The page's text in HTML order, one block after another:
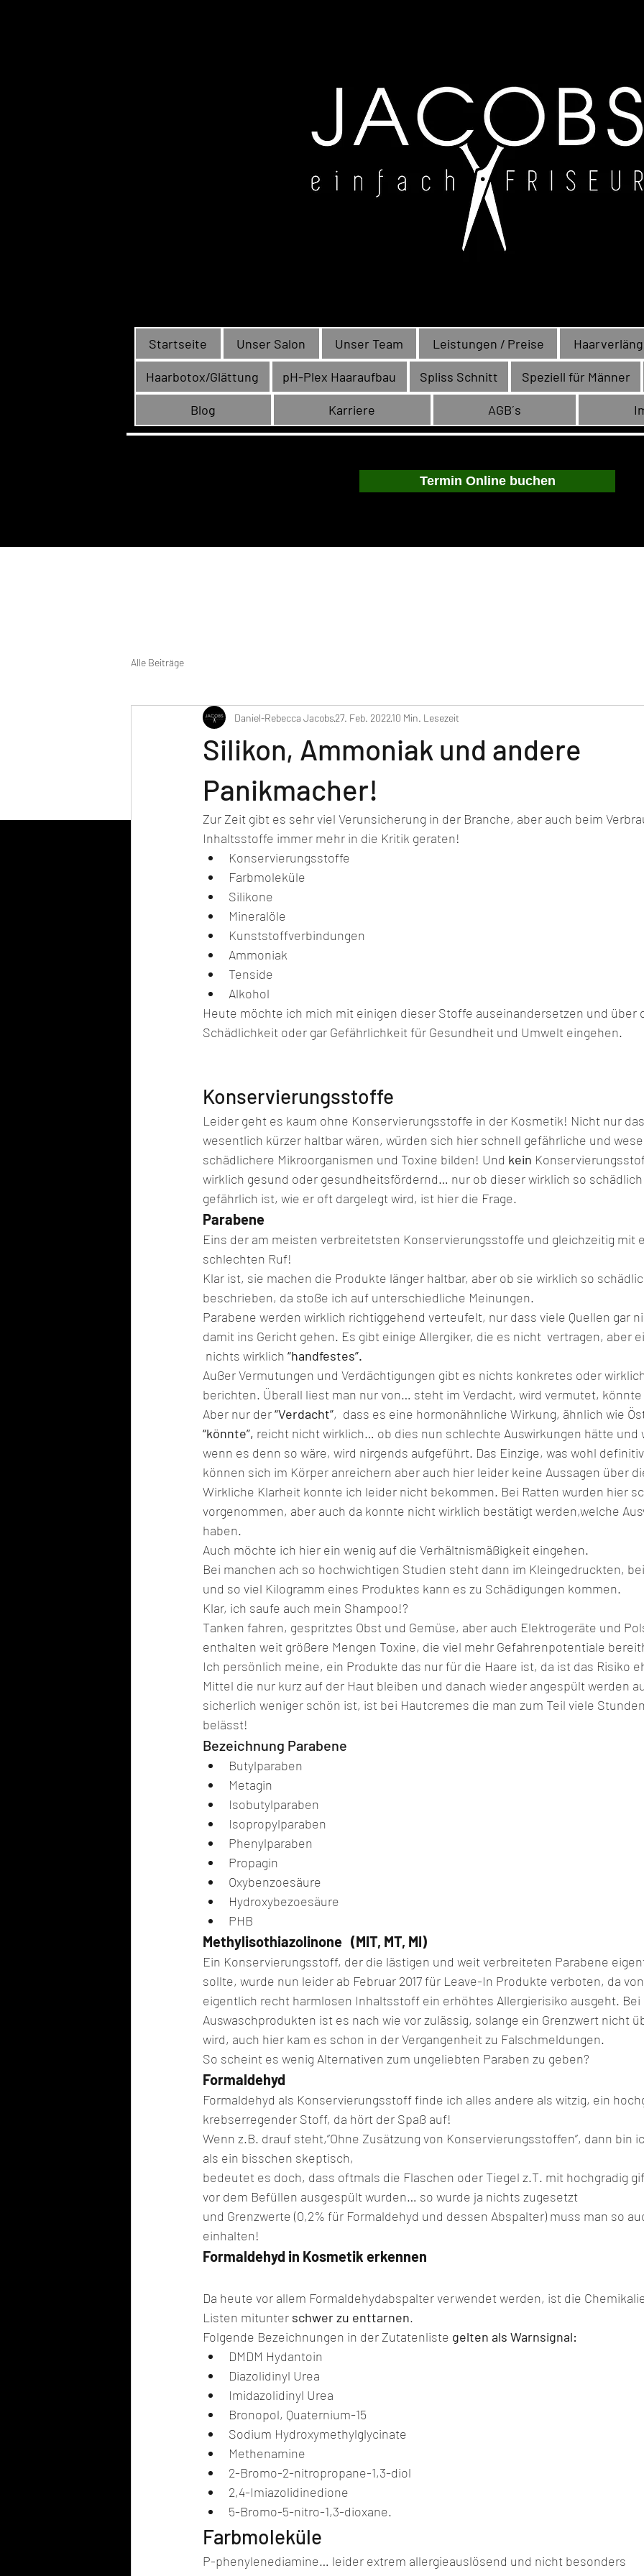
Startseite Unser Salon Unser Team Leistungen / Preise
Haarbotox/Glättung pH-Plex Haaraufbau Spliss Schnitt Speziell für Männer
Blog Karriere AGB´s
Termin Online buchen
Alle Beiträge
Silikon, Ammoniak und andere
Panikmacher!
Daniel-Rebecca Jacobs27. Feb. 202210 Min. Lesezeit
Zur Zeit gibt es sehr viel Verunsicherung in der Branche, aber auch beim
Inhaltsstoffe immer mehr in die Kritik geraten!
Konservierungsstoffe
Farbmoleküle
Silikone
Mineralöle
Kunststoffverbindungen
Ammoniak
Tenside
Alkohol
Heute möchte ich mich mit einigen dieser Stoffe auseinandersetzen und über
Schädlichkeit oder gar Gefährlichkeit für Gesundheit und Umwelt eingehen.
Konservierungsstoffe
Leider geht es kaum ohne Konservierungsstoffe in der Kosmetik! Nicht nur
wesentlich kürzer haltbar wären, würden sich hier schnell gefährliche und
schädlichere Mikroorganismen und Toxine bilden! Und kein
wirklich gesund oder gesundheitsfördernd… nur ob dieser wirklich so
gefährlich ist, wie er oft dargelegt wird, ist hier die Frage.
Parabene
Eins der am meisten verbreitetsten Konservierungsstoffe und gleichzeitig mit
schlechten Ruf!
Klar ist, sie machen die Produkte länger haltbar, aber ob sie wirklich so
beschrieben, da stoße ich auf unterschiedliche Meinungen.
Parabene werden wirklich richtiggehend verteufelt, nur dass viele Quellen gar
damit ins Gericht gehen. Es gibt einige Allergiker, die es nicht  vertragen, aber
nichts wirklich “handfestes”.
Außer Vermutungen und Verdächtigungen gibt es nichts konkretes oder
berichten. Überall liest man nur von… steht im Verdacht, wird vermutet,
Aber nur der “Verdacht”,  dass es eine hormonähnliche Wirkung, ähnlich wie
“könnte”, reicht nicht wirklich… ob dies nun schlechte Auswirkungen hätte und
wenn es denn so wäre, wird nirgends aufgeführt. Das Einzige, was wohl
können sich im Körper anreichern aber auch hier leider keine Aussagen über
Wirkliche Klarheit konnte ich leider nicht bekommen. Bei Ratten wurden hier
vorgenommen, aber auch da konnte nicht wirklich bestätigt werden,welche
haben.
Auch möchte ich hier ein wenig auf die Verhältnismäßigkeit eingehen.
Bei manchen ach so hochwichtigen Studien steht dann im Kleingedruckten,
und so viel Kilogramm eines Produktes kann es zu Schädigungen kommen.
Klar, ich saufe auch mein Shampoo!?
Tanken fahren, gespritztes Obst und Gemüse, aber auch Elektrogeräte und
enthalten weit größere Mengen Toxine, die viel mehr Gefahrenpotentiale
Ich persönlich meine, ein Produkte das nur für die Haare ist, da ist das Risiko
Mittel die nur kurz auf der Haut bleiben und danach wieder angespült werden
sicherlich weniger schön ist, ist bei Hautcremes die man zum Teil viele
belässt!
Bezeichnung Parabene
Butylparaben
Metagin
Isobutylparaben
Isopropylparaben
Phenylparaben
Propagin
Oxybenzoesäure
Hydroxybezoesäure
PHB
Methylisothiazolinone   (MIT, MT, MI)
Ein Konservierungsstoff, der die lästigen und weit verbreiteten Parabene
sollte, wurde nun leider ab Februar 2017 für Leave-In Produkte verboten, da
eigentlich recht harmlosen Inhaltsstoff ein erhöhtes Allergierisiko ausgeht. Bei
Auswaschprodukten ist es nach wie vor zulässig, solange ein Grenzwert nicht
wird, auch hier kam es schon in der Vergangenheit zu Falschmeldungen.
So scheint es wenig Alternativen zum ungeliebten Paraben zu geben?
Formaldehyd
Formaldehyd als Konservierungsstoff finde ich alles andere als witzig, ein
krebserregender Stoff, da hört der Spaß auf!
Wenn z.B. drauf steht,”Ohne Zusätzung von Konservierungsstoffen”, dann bin
als ein bisschen skeptisch,
bedeutet es doch, dass oftmals die Flaschen oder Tiegel z.T. mit hochgradig
vor dem Befüllen ausgespült wurden… so wurde ja nichts zugesetzt
und Grenzwerte (0,2% für Formaldehyd und dessen Abspalter) muss man so
einhalten!
Formaldehyd in Kosmetik erkennen
Da heute vor allem Formaldehydabspalter verwendet werden, ist die
Listen mitunter schwer zu enttarnen.
Folgende Bezeichnungen in der Zutatenliste gelten als Warnsignal:
DMDM Hydantoin
Diazolidinyl Urea
Imidazolidinyl Urea
Bronopol, Quaternium-15
Sodium Hydroxymethylglycinate
Methenamine
2-Bromo-2-nitropropane-1,3-diol
2,4-Imiazolidinedione
5-Bromo-5-nitro-1,3-dioxane.
Farbmoleküle
P-phenylenediamine… leider extrem allergieauslösend und nicht besonders